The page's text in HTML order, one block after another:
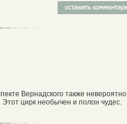
Вернадского также невероятно,
цирк необычен и полон чудес.